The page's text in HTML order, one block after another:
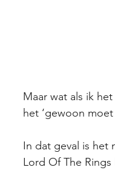
Maar wat als ik
het ‘gewoon
In dat geval is het
Lord Of The